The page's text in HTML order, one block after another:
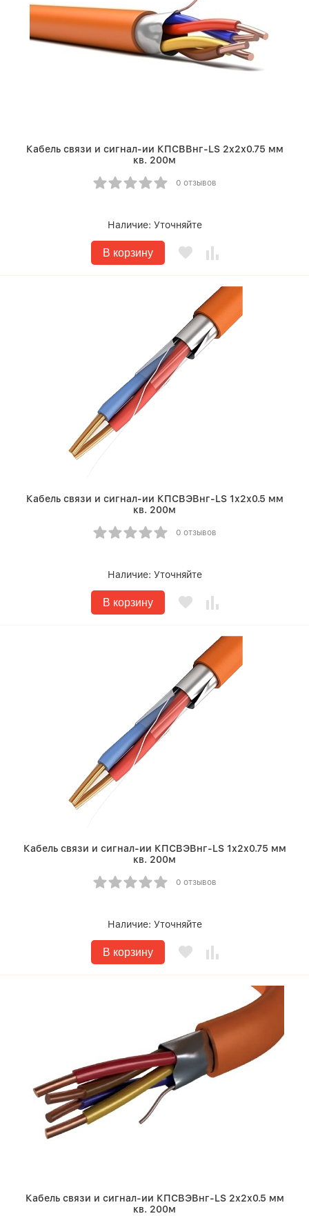
Кабель связи и сигнал-ии КПСВВнг-LS 2х2х0.75 мм
кв. 200м
0 отзывов
Наличие: Уточняйте
В корзину
Кабель связи и сигнал-ии КПСВЭВнг-LS 1х2х0.5 мм
кв. 200м
0 отзывов
Наличие: Уточняйте
В корзину
Кабель связи и сигнал-ии КПСВЭВнг-LS 1х2х0.75 мм
кв. 200м
0 отзывов
Наличие: Уточняйте
В корзину
Кабель связи и сигнал-ии КПСВЭВнг-LS 2х2х0.5 мм
кв. 200м